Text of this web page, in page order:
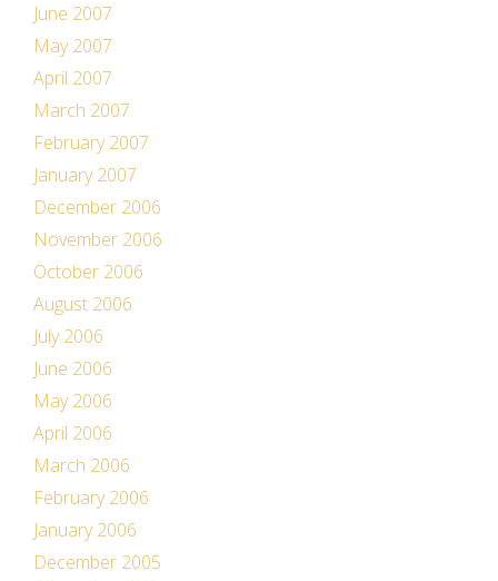
June 2007
May 2007
April 2007
March 2007
February 2007
January 2007
December 2006
November 2006
October 2006
August 2006
July 2006
June 2006
May 2006
April 2006
March 2006
February 2006
January 2006
December 2005